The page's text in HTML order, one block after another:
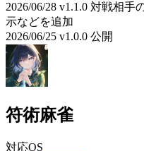
2026/06/28 v1.1.0 対戦相
示などを追加
2026/06/25 v1.0.0 公開
符術麻雀
対応OS